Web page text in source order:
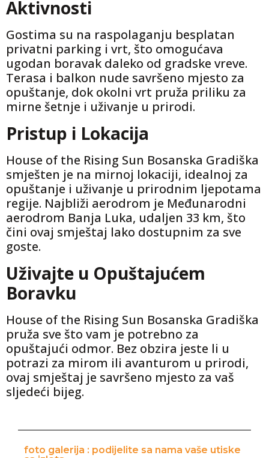
Aktivnosti
Gostima su na raspolaganju besplatan
privatni parking i vrt, što omogućava
ugodan boravak daleko od gradske vreve.
Terasa i balkon nude savršeno mjesto za
opuštanje, dok okolni vrt pruža priliku za
mirne šetnje i uživanje u prirodi.
Pristup i Lokacija
House of the Rising Sun Bosanska Gradiška
smješten je na mirnoj lokaciji, idealnoj za
opuštanje i uživanje u prirodnim ljepotama
regije. Najbliži aerodrom je Međunarodni
aerodrom Banja Luka, udaljen 33 km, što
čini ovaj smještaj lako dostupnim za sve
goste.
Uživajte u Opuštajućem
Boravku
House of the Rising Sun Bosanska Gradiška
pruža sve što vam je potrebno za
opuštajući odmor. Bez obzira jeste li u
potrazi za mirom ili avanturom u prirodi,
ovaj smještaj je savršeno mjesto za vaš
sljedeći bijeg.
foto galerija : podijelite sa nama vaše utiske